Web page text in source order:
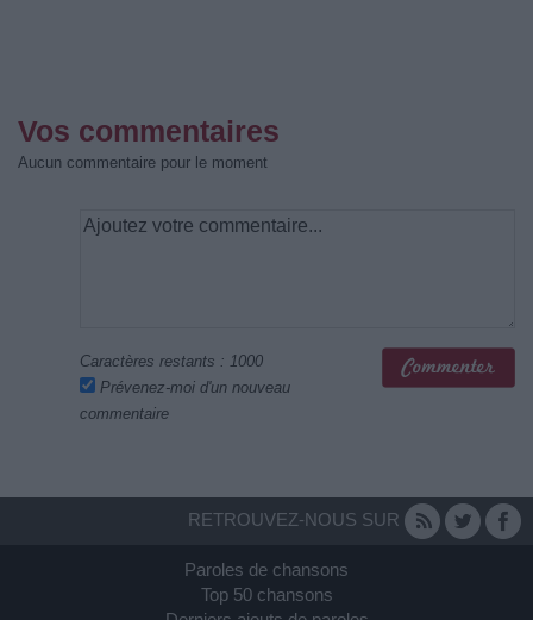
Vos commentaires
Aucun commentaire pour le moment
Caractères restants : 1000
Prévenez-moi d'un nouveau
commentaire
RETROUVEZ-NOUS SUR
Paroles de chansons
Top 50 chansons